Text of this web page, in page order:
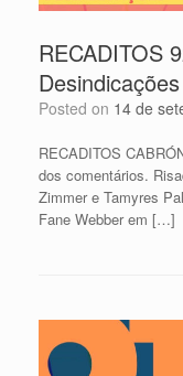
RECADITOS
Desindicações
Posted on 14 de
RECADITOS
dos comentários.
Zimmer e Tamyres
Fane Webber em […]